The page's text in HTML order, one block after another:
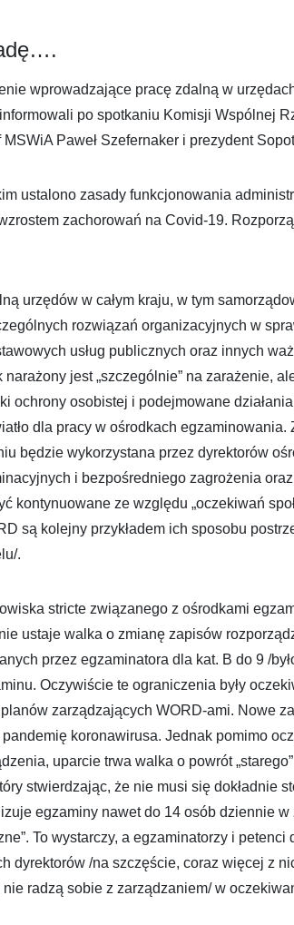
wprowadzające pracę zdalną w
po spotkaniu Komisji Wspólnej
Paweł Szefernaker i prezydent
ustalono zasady funkcjonowania
zachorowań na Covid-19.
urzędów w całym kraju, w tym
rozwiązań organizacyjnych w
usług publicznych oraz innych
jest „szczególnie” na zarażenie,
ochrony osobistej i podejmowane
dla pracy w ośrodkach egzaminowania.
będzie wykorzystana przez dyrektorów
i bezpośredniego zagrożenia
kontynuowane ze względu „oczekiwań
są kolejny przykładem ich sposobu
.
stricte związanego z ośrodkami
ustaje walka o zmianę zapisów
przez egzaminatora dla kat. B do 9 /
Oczywiście te ograniczenia były
zarządzających WORD-ami. Nowe
koronawirusa. Jednak pomimo
uparcie trwa walka o powrót
stwierdzając, że nie musi się dokładnie
egzaminy nawet do 14 osób dziennie w
To wystarczy, a egzaminatorzy i petenci
dyrektorów /na szczęście, coraz więcej z
radzą sobie z zarządzaniem/ w